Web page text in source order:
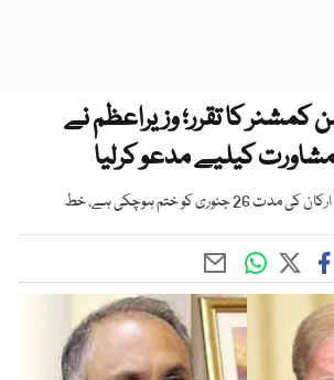
کا تقرر؛ وزیراعظم نے
مشاورت کیلیے مدعو کرلیا